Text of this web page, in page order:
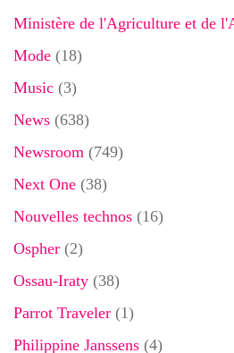
Ministère de l'Agriculture et de
Mode (18)
Music (3)
News (638)
Newsroom (749)
Next One (38)
Nouvelles technos (16)
Ospher (2)
Ossau-Iraty (38)
Parrot Traveler (1)
Philippine Janssens (4)